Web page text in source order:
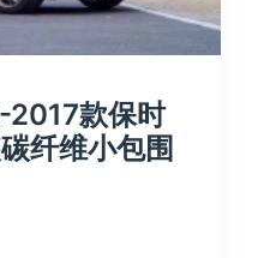
款保时
纤维小包围